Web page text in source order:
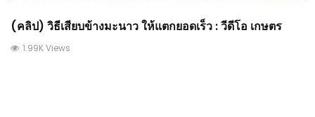
(คลิป) วิธีเสียบข้างมะนาว ให้แตกยอดเร็ว : วีดีโอ เกษตร
1.99K Views